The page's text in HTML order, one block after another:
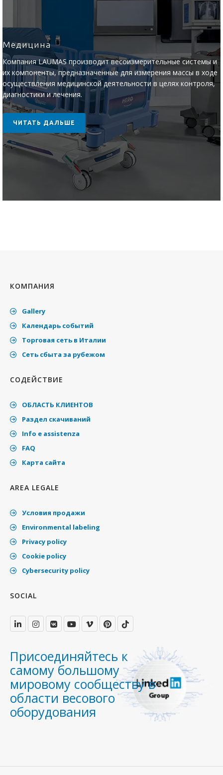
Медицина
Компания LAUMAS производит весоизмерительные системы и
их компоненты, предназначенные для измерения массы в ходе
осуществления медицинской деятельности в целях контроля,
диагностики и лечения.
ЧИТАТЬ ДАЛЬШЕ
КОМПАНИЯ
Gallery
Календарь событий
Торговая сеть в Италии
Cеть сбыта за рубежом
СОДЕЙСТВИЕ
ОБЛАСТЬ КЛИЕНТОВ
Раздел скачиваний
Info e assistenza
FAQ
Карта сайта
AREA LEGALE
Условия продажи
Environmental labeling
Privacy policy
Cookie policy
Cybersecurity policy
SOCIAL
Присоединяйтесь к
самому большому
мировому сообществу в
области весового
оборудования